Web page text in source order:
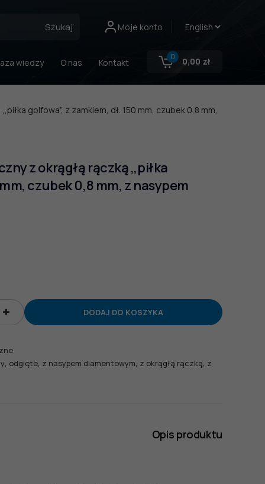
Szukaj Moje konto
wiedzy O nas Kontakt
0 0,00 zł
golfowa”, z zamkiem, dł. 150 mm, czubek 0,8 mm,
z okrągłą rączką ,,piłka
czubek 0,8 mm, z nasypem
DODAJ DO KOSZYKA
, odgięte, z nasypem diamentowym, z okrągłą rączką, z
Opis produktu